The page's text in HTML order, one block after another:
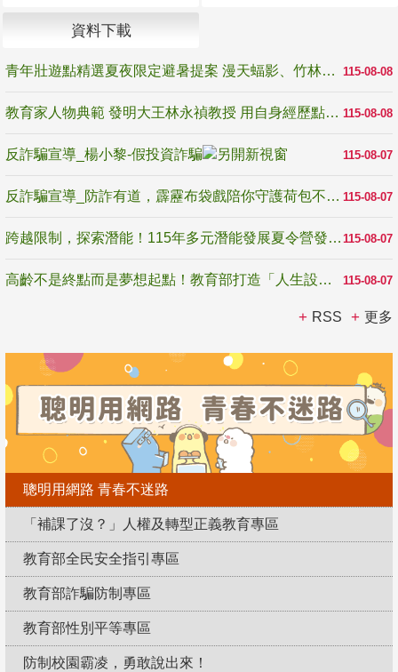
資料下載
115-08-08
青年壯遊點精選夏夜限定避暑提案 漫天蝠影、竹林尋蛙、茶香夜觀 邀青年暮色出發
115-08-08
教育家人物典範 發明大王林永禎教授 用自身經歷點亮學生的路
115-08-07
反詐騙宣導_楊小黎-假投資詐騙
115-08-07
反詐騙宣導_防詐有道，霹靂布袋戲陪你守護荷包不受騙
115-08-07
跨越限制，探索潛能！115年多元潛能發展夏令營發掘生命無限可能
115-08-07
高齡不是終點而是夢想起點！教育部打造「人生設計夢工場」 參展第3屆高齡健康產業博覽會
RSS 更多
聰明用網路 青春不迷路
「補課了沒？」人權及轉型正義教育專區
教育部全民安全指引專區
教育部詐騙防制專區
教育部性別平等專區
防制校園霸凌，勇敢說出來！